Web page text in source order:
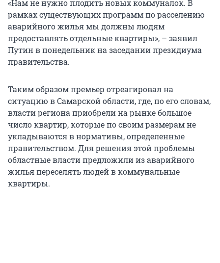
«Нам не нужно плодить новых коммуналок. В
рамках существующих программ по расселению
аварийного жилья мы должны людям
предоставлять отдельные квартиры», – заявил
Путин в понедельник на заседании президиума
правительства.
Таким образом премьер отреагировал на
ситуацию в Самарской области, где, по его словам,
власти региона приобрели на рынке большое
число квартир, которые по своим размерам не
укладываются в нормативы, определенные
правительством. Для решения этой проблемы
областные власти предложили из аварийного
жилья переселять людей в коммунальные
квартиры.